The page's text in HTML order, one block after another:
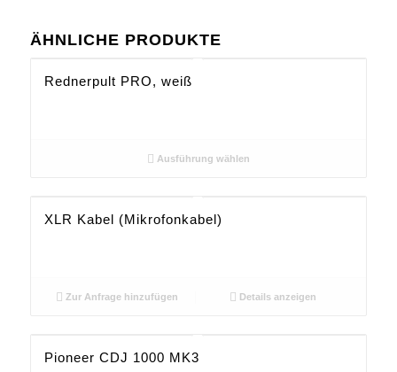
ÄHNLICHE PRODUKTE
Rednerpult PRO, weiß
Ausführung wählen
XLR Kabel (Mikrofonkabel)
Zur Anfrage hinzufügen Details anzeigen
Pioneer CDJ 1000 MK3